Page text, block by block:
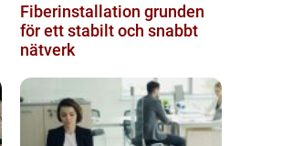
Fiberinstallation grunden
för ett stabilt och snabbt
nätverk